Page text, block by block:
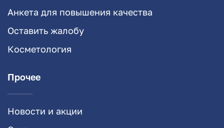
Анкета для повышения качества
Оставить жалобу
Косметология
Прочее
Новости и акции